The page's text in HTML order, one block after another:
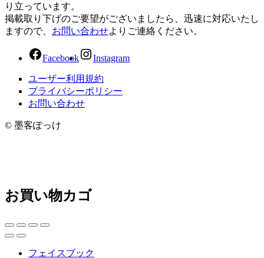
り立っています。
掲載取り下げのご要望がございましたら、迅速に対応いたし
ますので、 お問い合わせよりご連絡ください。
Facebook Instagram
ユーザー利用規約
プライバシーポリシー
お問い合わせ
© 墨客ぽっけ
お買い物カゴ
フェイスブック